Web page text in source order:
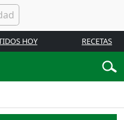
HOY RECETAS